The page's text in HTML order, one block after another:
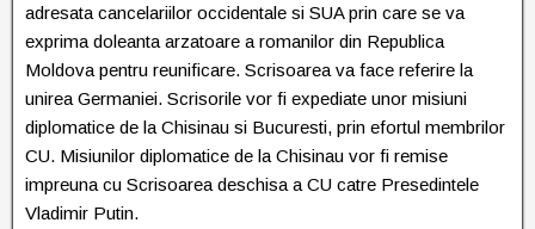
adresata cancelariilor occidentale si SUA prin care se va
exprima doleanta arzatoare a romanilor din Republica
Moldova pentru reunificare. Scrisoarea va face referire la
unirea Germaniei. Scrisorile vor fi expediate unor misiuni
diplomatice de la Chisinau si Bucuresti, prin efortul membrilor
CU. Misiunilor diplomatice de la Chisinau vor fi remise
impreuna cu Scrisoarea deschisa a CU catre Presedintele
Vladimir Putin.